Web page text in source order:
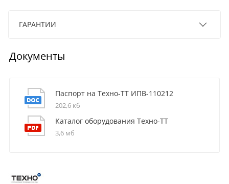
ГАРАНТИИ
Документы
Паспорт на Техно-ТТ ИПВ-110212
202,6 кб
Каталог оборудования Техно-ТТ
3,6 мб